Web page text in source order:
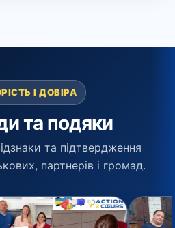
І ДОВІРА
та подяки
та підтвердження
партнерів і громад.